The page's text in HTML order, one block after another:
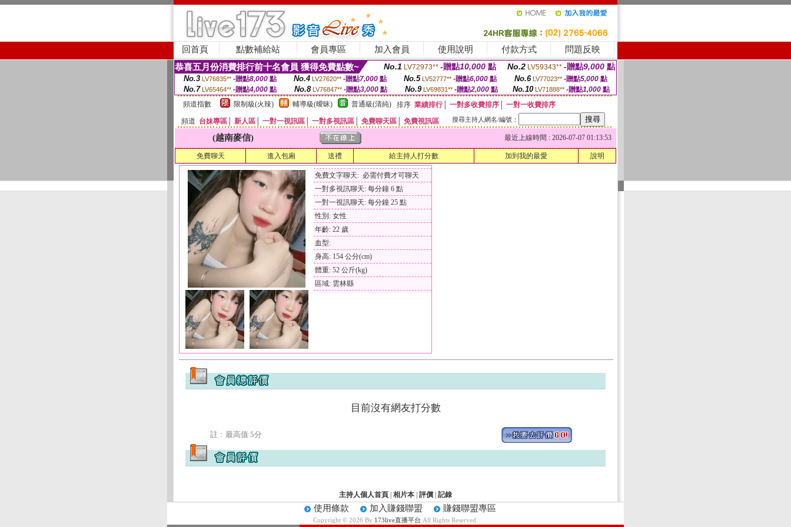
回首頁 點數補給站 會員專區 加入會員 使用說明 付款方式 問題反映
恭喜五月份消費排行前十名會員 獲得免費點數~ No.1 LV72973** -贈點10,000 點 No.2 LV59343** -贈點9,000 點
No.3 LV76835** -贈點8,000點 No.4 LV27620** -贈點7,000點 No.5 LV52777** -贈點6,000點 No.6 LV77023** -贈點5,000點
No.7 LV65464** -贈點4,000 點 No.8 LV76847** -贈點3,000 點 No.9 LV69831** -贈點2,000點 No.10 LV71888** -贈點1,000 點
頻道指數
限制級(火辣) 輔導級(曖昧) 普通級(清純) 排序 業績排行│ 一對多收費排序
一對一收費排序
頻道 台妹專區 新人區 一對一視訊區 一對多視訊區 免費聊天區 免費視訊區 搜尋主持人網名/編號：
(越南麥信) 最近上線時間 : 2026-07-07 01:13:53
免費聊天 進入包廂 送禮 給主持人打分數 加到我的最愛 說明
免費文字聊天: 必需付費才可聊天
一對多視訊聊天: 每分鐘 6 點
一對一視訊聊天: 每分鐘 25 點
性別: 女性
年齡: 22 歲
血型:
身高: 154 公分(cm)
體重: 52 公斤(kg)
區域: 雲林縣
目前沒有網友打分數
註﹕最高值 5分
主持人個人首頁 相片本 評價 記錄
使用條款 加入賺錢聯盟 賺錢聯盟專區
Copyright © 2026 By 173live直播平台 All Rights Reserved.